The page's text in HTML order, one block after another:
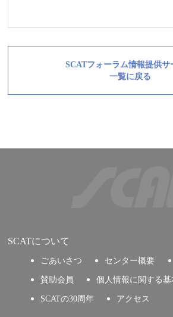
SCATフォーラム情報提供サ
一覧に戻る
SCATについて
ごあいさつ センター概要
賛助会員
個人情報に関する
SCATの30周年
アクセス